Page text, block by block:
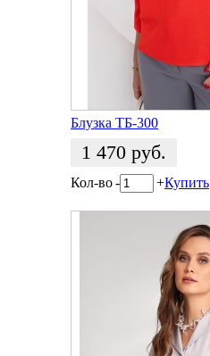
Блузка ТБ-300
1 470 руб.
Кол-во- +Купить